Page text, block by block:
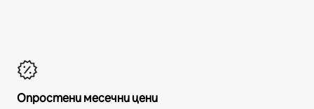
Опростени месечни цени